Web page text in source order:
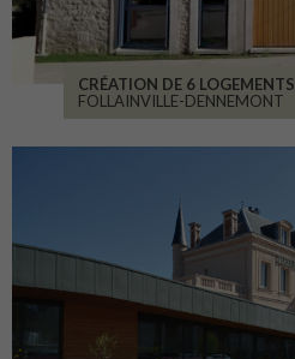
CRÉATION DE 6 LOGEMENTS
FOLLAINVILLE-DENNEMONT